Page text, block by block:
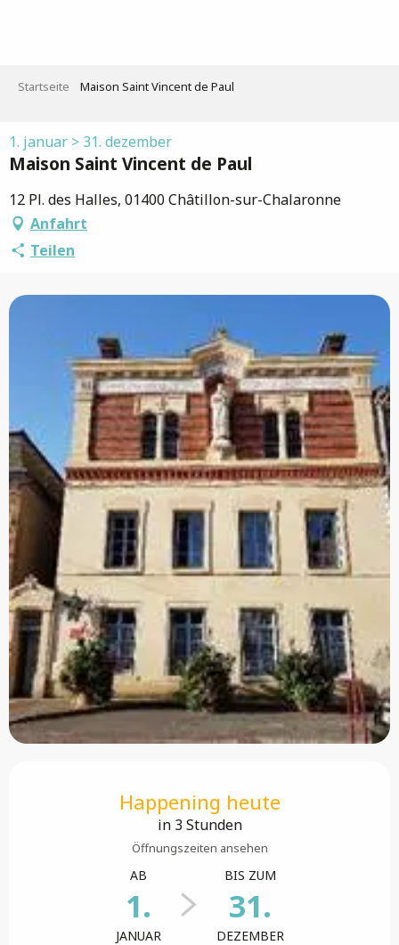
Startseite Maison Saint Vincent de Paul
1. januar > 31. dezember
Maison Saint Vincent de Paul
12 Pl. des Halles, 01400 Châtillon-sur-Chalaronne
Anfahrt
Teilen
Happening heute
in 3 Stunden
Öffnungszeiten ansehen
AB
1.
JANUAR
BIS ZUM
31.
DEZEMBER